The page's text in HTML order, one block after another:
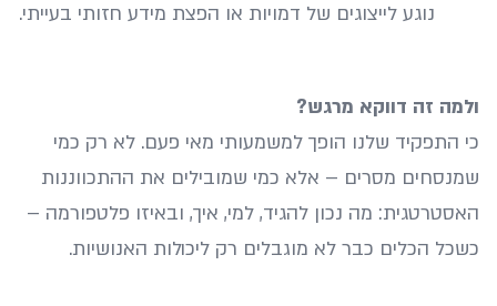
נוגע לייצוגים של דמויות או הפצת מידע חזותי בעייתי.
ולמה זה דווקא מרגש?
כי התפקיד שלנו הופך למשמעותי מאי פעם. לא רק כמי
שמנסחים מסרים – אלא כמי שמובילים את ההתכווננות
האסטרטגית: מה נכון להגיד, למי, איך, ובאיזו פלטפורמה –
כשכל הכלים כבר לא מוגבלים רק ליכולות האנושיות.